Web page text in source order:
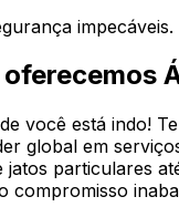
você está indo!
global em
jatos particulares
compromisso